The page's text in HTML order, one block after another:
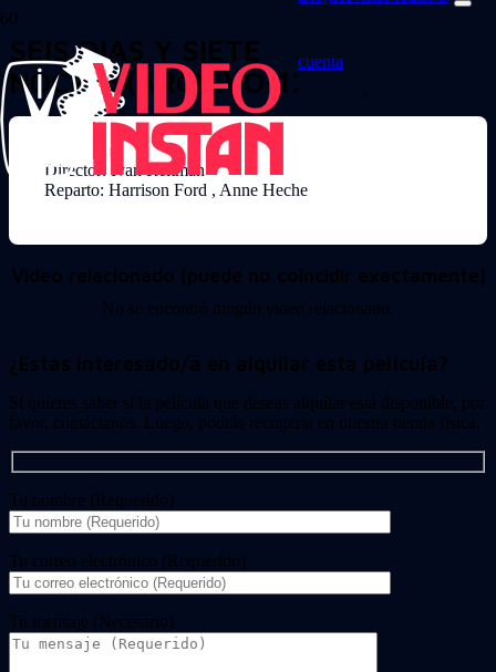
cuenta
SEIS DIAS Y SIETE
NOCHES(ARCHIVO-12477)
Director: Ivan Reitman
Reparto: Harrison Ford , Anne Heche
Video relacionado (puede no coincidir exactamente)
No se encontró ningún video relacionado.
¿Estas interesado/a en alquilar esta película?
Si quieres saber si la película que deseas alquilar está disponible, por
favor, contáctanos. Luego, podrás recogerla en nuestra tienda física.
Tu nombre (Requerido)
Tu correo electrónico (Requerido)
Tu mensaje (Necesario)